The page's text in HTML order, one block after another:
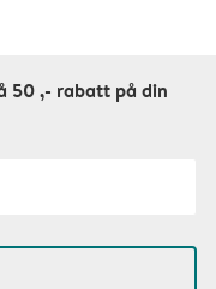
50 ,- rabatt på din